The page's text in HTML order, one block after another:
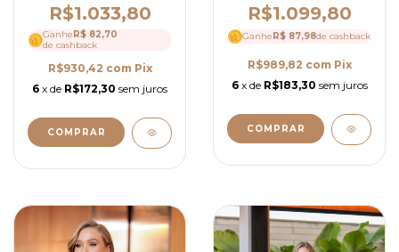
Quadrado e Peplum
Elegante - Ref 4326
R$1.033,80
Ganhe R$ 82,70
de cashback
R$930,42 com Pix
6 x de R$172,30 sem juros
COMPRAR
Ref 4304
R$1.099,80
GanheR$ 87,98de cashback
R$989,82 com Pix
6 x de R$183,30 sem juros
COMPRAR